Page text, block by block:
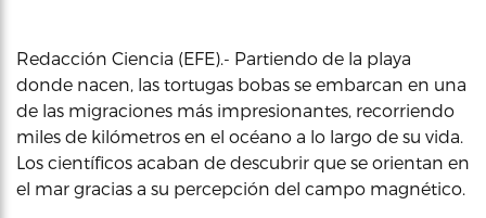
Redacción Ciencia (EFE).- Partiendo de la playa
donde nacen, las tortugas bobas se embarcan en una
de las migraciones más impresionantes, recorriendo
miles de kilómetros en el océano a lo largo de su vida.
Los científicos acaban de descubrir que se orientan en
el mar gracias a su percepción del campo magnético.